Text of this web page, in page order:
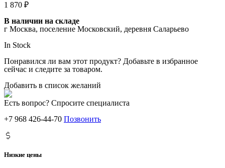
1 870 ₽
В наличии на складе
г Москва, поселение Московский, деревня Саларьево
In Stock
Понравился ли вам этот продукт? Добавьте в избранное
сейчас и следите за товаром.
Добавить в список желаний
Есть вопрос? Спросите специалиста
+7 968 426-44-70 Позвонить
Низкие цены